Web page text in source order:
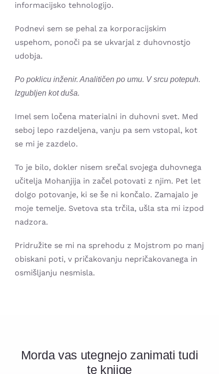
informacijsko tehnologijo.
Podnevi sem se pehal za korporacijskim
uspehom, ponoči pa se ukvarjal z duhovnostjo
udobja.
Po poklicu inženir. Analitičen po umu. V srcu potepuh.
Izgubljen kot duša.
Imel sem ločena materialni in duhovni svet. Med
seboj lepo razdeljena, vanju pa sem vstopal, kot
se mi je zazdelo.
To je bilo, dokler nisem srečal svojega duhovnega
učitelja Mohanjija in začel potovati z njim. Pet let
dolgo potovanje, ki se še ni končalo. Zamajalo je
moje temelje. Svetova sta trčila, ušla sta mi izpod
nadzora.
Pridružite se mi na sprehodu z Mojstrom po manj
obiskani poti, v pričakovanju nepričakovanega in
osmišljanju nesmisla.
Morda vas utegnejo zanimati tudi
te knjige